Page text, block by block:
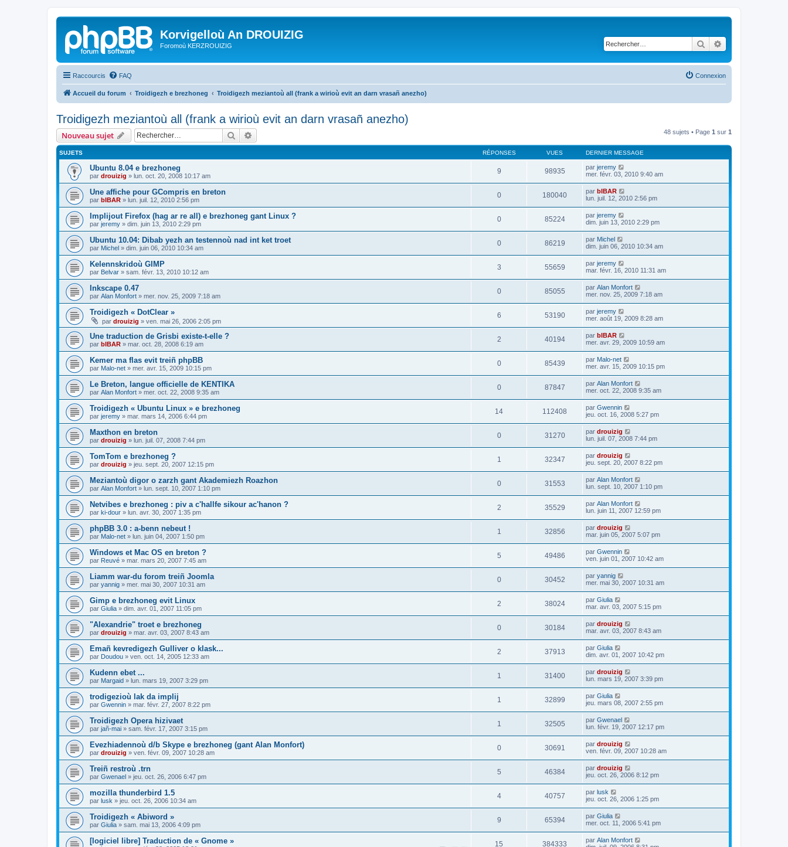
Korvigelloù An DROUIZIG
Foromoù KERZROUIZIG Rechercher
Raccourcis FAQ Connexion
Accueil du forum Troidigezh e brezhoneg Troidigezh meziantoù all (frank a wirioù evit an darn vrasañ anezho)
Troidigezh meziantoù all (frank a wirioù evit an darn vrasañ anezho)
Nouveau sujet Rechercher 48 sujets • Page 1 sur 1
SUJETS RÉPONSES VUES DERNIER MESSAGE
Ubuntu 8.04 e brezhoneg
par drouizig » lun. oct. 20, 2008 10:17 am
9 98935 par jeremy
mer. févr. 03, 2010 9:40 am
Une affiche pour GCompris en breton
par bIBAR » lun. juil. 12, 2010 2:56 pm
0 180040 par bIBAR
lun. juil. 12, 2010 2:56 pm
Implijout Firefox (hag ar re all) e brezhoneg gant Linux ?
par jeremy » dim. juin 13, 2010 2:29 pm
0 85224 par jeremy
dim. juin 13, 2010 2:29 pm
Ubuntu 10.04: Dibab yezh an testennoù nad int ket troet
par Michel » dim. juin 06, 2010 10:34 am
0 86219 par Michel
dim. juin 06, 2010 10:34 am
Kelennskridoù GIMP
par Belvar » sam. févr. 13, 2010 10:12 am
3 55659 par jeremy
mar. févr. 16, 2010 11:31 am
Inkscape 0.47
par Alan Monfort » mer. nov. 25, 2009 7:18 am
0 85055 par Alan Monfort
mer. nov. 25, 2009 7:18 am
Troidigezh « DotClear »
par drouizig » ven. mai 26, 2006 2:05 pm
6 53190 par jeremy
mer. août 19, 2009 8:28 am
Une traduction de Grisbi existe-t-elle ?
par bIBAR » mar. oct. 28, 2008 6:19 am
2 40194 par bIBAR
mer. avr. 29, 2009 10:59 am
Kemer ma flas evit treiñ phpBB
par Malo-net » mer. avr. 15, 2009 10:15 pm
0 85439 par Malo-net
mer. avr. 15, 2009 10:15 pm
Le Breton, langue officielle de KENTIKA
par Alan Monfort » mer. oct. 22, 2008 9:35 am
0 87847 par Alan Monfort
mer. oct. 22, 2008 9:35 am
Troidigezh « Ubuntu Linux » e brezhoneg
par jeremy » mar. mars 14, 2006 6:44 pm
14 112408 par Gwennin
jeu. oct. 16, 2008 5:27 pm
Maxthon en breton
par drouizig » lun. juil. 07, 2008 7:44 pm
0 31270 par drouizig
lun. juil. 07, 2008 7:44 pm
TomTom e brezhoneg ?
par drouizig » jeu. sept. 20, 2007 12:15 pm
1 32347 par drouizig
jeu. sept. 20, 2007 8:22 pm
Meziantoù digor o zarzh gant Akademiezh Roazhon
par Alan Monfort » lun. sept. 10, 2007 1:10 pm
0 31553 par Alan Monfort
lun. sept. 10, 2007 1:10 pm
Netvibes e brezhoneg : piv a c'hallfe sikour ac'hanon ?
par ki-dour » lun. avr. 30, 2007 1:35 pm
2 35529 par Alan Monfort
lun. juin 11, 2007 12:59 pm
phpBB 3.0 : a-benn nebeut !
par Malo-net » lun. juin 04, 2007 1:50 pm
1 32856 par drouizig
mar. juin 05, 2007 5:07 pm
Windows et Mac OS en breton ?
par Reuvé » mar. mars 20, 2007 7:45 am
5 49486 par Gwennin
ven. juin 01, 2007 10:42 am
Liamm war-du forom treiñ Joomla
par yannig » mer. mai 30, 2007 10:31 am
0 30452 par yannig
mer. mai 30, 2007 10:31 am
Gimp e brezhoneg evit Linux
par Giulia » dim. avr. 01, 2007 11:05 pm
2 38024 par Giulia
mar. avr. 03, 2007 5:15 pm
"Alexandrie" troet e brezhoneg
par drouizig » mar. avr. 03, 2007 8:43 am
0 30184 par drouizig
mar. avr. 03, 2007 8:43 am
Emañ kevredigezh Gulliver o klask...
par Doudou » ven. oct. 14, 2005 12:33 am
2 37913 par Giulia
dim. avr. 01, 2007 10:42 pm
Kudenn ebet ...
par Margaid » lun. mars 19, 2007 3:29 pm
1 31400 par drouizig
lun. mars 19, 2007 3:39 pm
trodigezioù lak da implij
par Gwennin » mar. févr. 27, 2007 8:22 pm
1 32899 par Giulia
jeu. mars 08, 2007 2:55 pm
Troidigezh Opera hizivaet
par jañ-mai » sam. févr. 17, 2007 3:15 pm
1 32505 par Gwenael
lun. févr. 19, 2007 12:17 pm
Evezhiadennoù d/b Skype e brezhoneg (gant Alan Monfort)
par drouizig » ven. févr. 09, 2007 10:28 am
0 30691 par drouizig
ven. févr. 09, 2007 10:28 am
Treiñ restroù .trn
par Gwenael » jeu. oct. 26, 2006 6:47 pm
5 46384 par drouizig
jeu. oct. 26, 2006 8:12 pm
mozilla thunderbird 1.5
par lusk » jeu. oct. 26, 2006 10:34 am
4 40757 par lusk
jeu. oct. 26, 2006 1:25 pm
Troidigezh « Abiword »
par Giulia » sam. mai 13, 2006 4:09 pm
9 65394 par Giulia
mer. oct. 11, 2006 5:41 pm
[logiciel libre] Traduction de « Gnome » 15 384333 par Alan Monfort